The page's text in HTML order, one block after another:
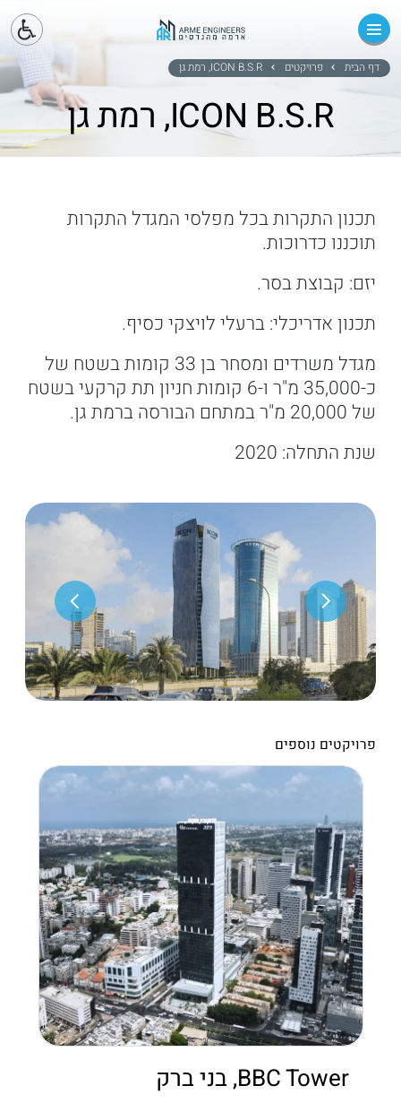
דף הבית פרויקטים ICON B.S.R, רמת גן
ICON B.S.R, רמת גן
תכנון התקרות בכל מפלסי המגדל התקרות
תוכננו כדרוכות.
יזם: קבוצת בסר.
תכנון אדריכלי: ברעלי לויצקי כסיף.
מגדל משרדים ומסחר בן 33 קומות בשטח של
כ-35,000 מ"ר ו-6 קומות חניון תת קרקעי בשטח
של 20,000 מ"ר במתחם הבורסה ברמת גן.
שנת התחלה: 2020
פרויקטים נוספים
BBC Tower, בני ברק
אודות
שירותים